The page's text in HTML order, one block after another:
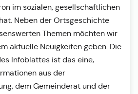
im sozialen, gesellschaftlichen
Neben der Ortsgeschichte
Themen möchten wir
aktuelle Neuigkeiten geben. Die
Infoblattes ist das eine,
aus der
dem Gemeinderat und der